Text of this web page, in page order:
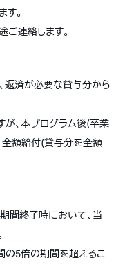
。
連絡します。
返済が必要な貸与分から
、本プログラム後(卒業
全額給付(貸与分を全額
間終了時において、当
の5倍の期間を超えるこ